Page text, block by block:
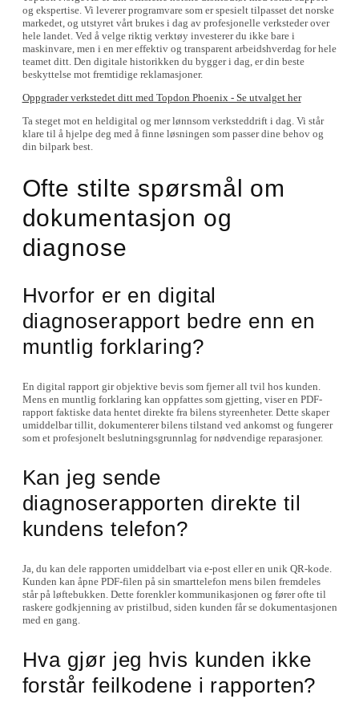
og ekspertise. Vi leverer programvare som er spesielt tilpasset det norske
markedet, og utstyret vårt brukes i dag av profesjonelle verksteder over
hele landet. Ved å velge riktig verktøy investerer du ikke bare i
maskinvare, men i en mer effektiv og transparent arbeidshverdag for hele
teamet ditt. Den digitale historikken du bygger i dag, er din beste
beskyttelse mot fremtidige reklamasjoner.
Oppgrader verkstedet ditt med Topdon Phoenix - Se utvalget her
Ta steget mot en heldigital og mer lønnsom verksteddrift i dag. Vi står
klare til å hjelpe deg med å finne løsningen som passer dine behov og
din bilpark best.
Ofte stilte spørsmål om
dokumentasjon og
diagnose
Hvorfor er en digital
diagnoserapport bedre enn en
muntlig forklaring?
En digital rapport gir objektive bevis som fjerner all tvil hos kunden.
Mens en muntlig forklaring kan oppfattes som gjetting, viser en PDF-
rapport faktiske data hentet direkte fra bilens styreenheter. Dette skaper
umiddelbar tillit, dokumenterer bilens tilstand ved ankomst og fungerer
som et profesjonelt beslutningsgrunnlag for nødvendige reparasjoner.
Kan jeg sende
diagnoserapporten direkte til
kundens telefon?
Ja, du kan dele rapporten umiddelbart via e-post eller en unik QR-kode.
Kunden kan åpne PDF-filen på sin smarttelefon mens bilen fremdeles
står på løftebukken. Dette forenkler kommunikasjonen og fører ofte til
raskere godkjenning av pristilbud, siden kunden får se dokumentasjonen
med en gang.
Hva gjør jeg hvis kunden ikke
forstår feilkodene i rapporten?